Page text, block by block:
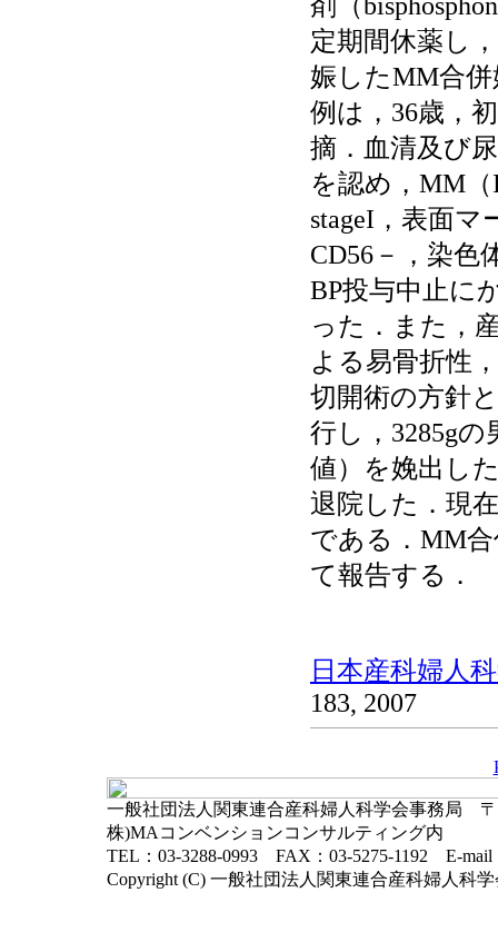
定期間休薬し
娠したMM合
例は，36歳，
摘．血清及び
を認め，MM（
stageI，表面マ
CD56－，染色
BP投与中止に
った．また，
よる易骨折性
切開術の方針
行し，3285gの
値）を娩出し
退院した．現
である．MM
て報告する．
日本産科婦人
183, 2007
一般社団法人関東連合産科婦人科学会事務局 〒
株)MAコンベンションコンサルティング内
TEL：03-3288-0993 FAX：03-5275-1192 E-mail
Copyright (C) 一般社団法人関東連合産科婦人科